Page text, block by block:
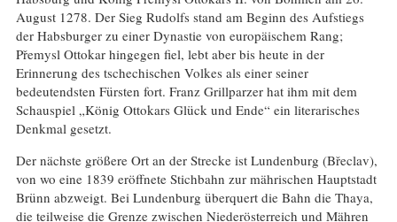
August 1278. Der Sieg Rudolfs stand am Beginn des Aufstiegs
der Habsburger zu einer Dynastie von europäischem Rang;
Přemysl Ottokar hingegen fiel, lebt aber bis heute in der
Erinnerung des tschechischen Volkes als einer seiner
bedeutendsten Fürsten fort. Franz Grillparzer hat ihm mit dem
Schauspiel „König Ottokars Glück und Ende“ ein literarisches
Denkmal gesetzt.
Der nächste größere Ort an der Strecke ist Lundenburg (Břeclav),
von wo eine 1839 eröffnete Stichbahn zur mährischen Hauptstadt
Brünn abzweigt. Bei Lundenburg überquert die Bahn die Thaya,
die teilweise die Grenze zwischen Niederösterreich und Mähren